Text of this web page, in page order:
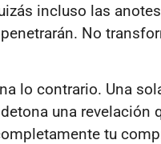
incluso las
No
lo contrario. Una
una revelación
tu